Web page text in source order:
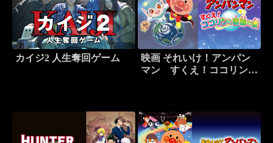
カイジ2 人生奪回ゲーム
映画 それいけ！アンパン
マン すくえ！ココリンと